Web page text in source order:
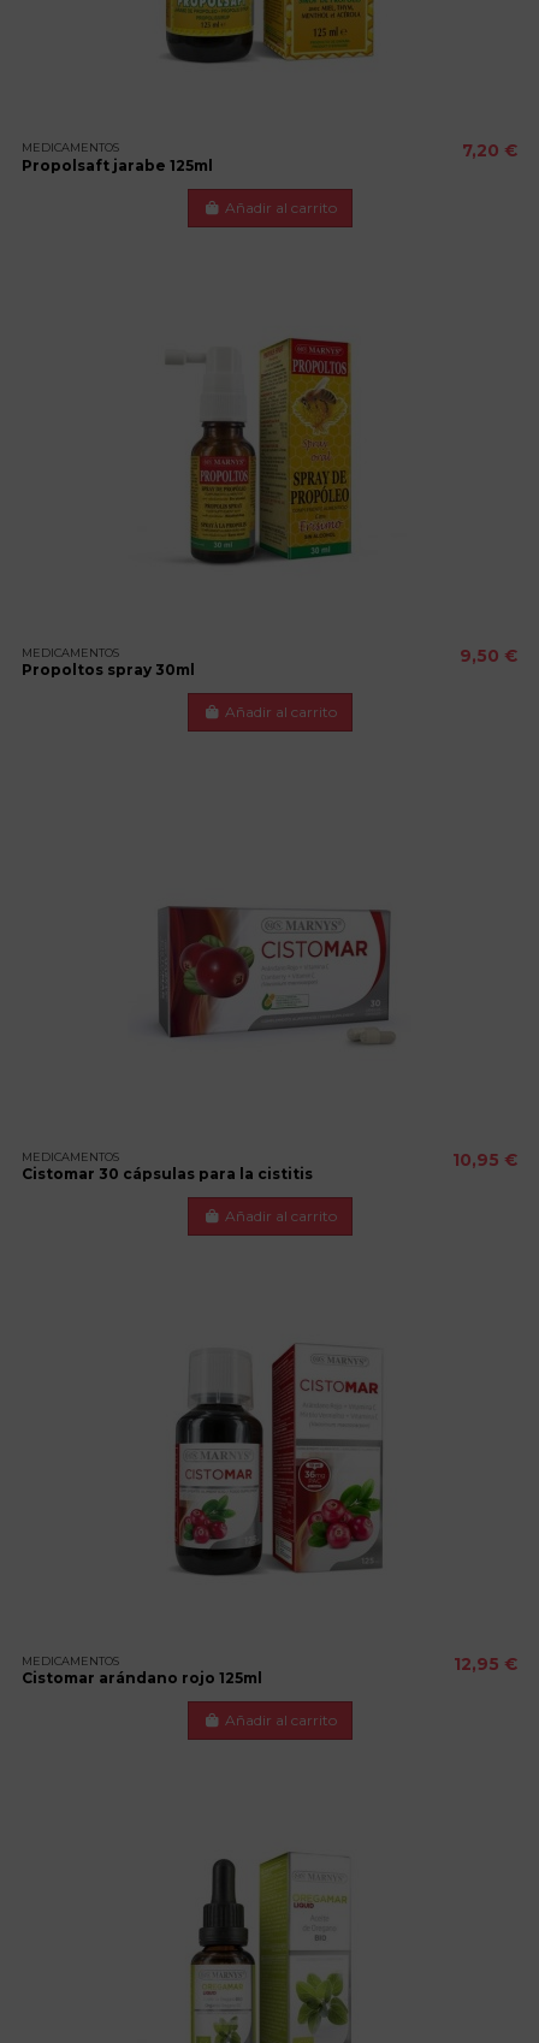
MEDICAMENTOS
Propolsaft jarabe 125ml
7,20 €
Añadir al carrito
MEDICAMENTOS
Propoltos spray 30ml
9,50 €
Añadir al carrito
MEDICAMENTOS
Cistomar 30 cápsulas para la cistitis
10,95 €
Añadir al carrito
MEDICAMENTOS
Cistomar arándano rojo 125ml
12,95 €
Añadir al carrito